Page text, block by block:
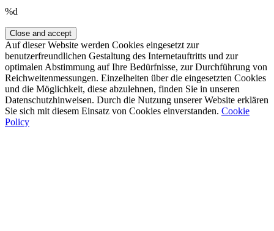
%d
Auf dieser Website werden Cookies eingesetzt zur
benutzerfreundlichen Gestaltung des Internetauftritts und zur
optimalen Abstimmung auf Ihre Bedürfnisse, zur Durchführung von
Reichweitenmessungen. Einzelheiten über die eingesetzten Cookies
und die Möglichkeit, diese abzulehnen, finden Sie in unseren
Datenschutzhinweisen. Durch die Nutzung unserer Website erklären
Sie sich mit diesem Einsatz von Cookies einverstanden. Cookie
Policy